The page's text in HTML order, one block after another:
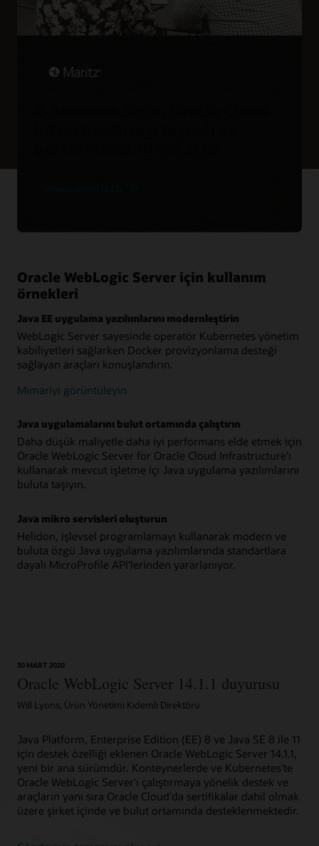
Oracle WebLogic Server için kullanım
örnekleri
Java EE uygulama yazılımlarını modernleştirin
WebLogic Server sayesinde operatör Kubernetes yönetim
kabiliyetleri sağlarken Docker provizyonlama desteği
sağlayan araçları konuşlandırın.
Mimariyi görüntüleyin
Java uygulamalarını bulut ortamında çalıştırın
Daha düşük maliyetle daha iyi performans elde etmek için
Oracle WebLogic Server for Oracle Cloud Infrastructure'ı
kullanarak mevcut işletme içi Java uygulama yazılımlarını
buluta taşıyın.
Java mikro servisleri oluşturun
Helidon, işlevsel programlamayı kullanarak modern ve
buluta özgü Java uygulama yazılımlarında standartlara
dayalı MicroProfile API'lerinden yararlanıyor.
30 MART 2020
Oracle WebLogic Server 14.1.1 duyurusu
Will Lyons, Ürün Yönetimi Kıdemli Direktörü
Java Platform, Enterprise Edition (EE) 8 ve Java SE 8 ile 11
için destek özelliği eklenen Oracle WebLogic Server 14.1.1,
yeni bir ana sürümdür. Konteynerlerde ve Kubernetes'te
Oracle WebLogic Server'ı çalıştırmaya yönelik destek ve
araçların yanı sıra Oracle Cloud'da sertifikalar dahil olmak
üzere şirket içinde ve bulut ortamında desteklenmektedir.